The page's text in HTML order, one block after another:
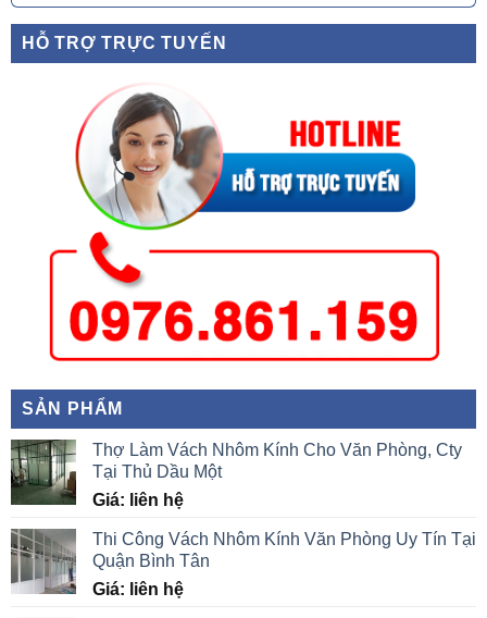
HỖ TRỢ TRỰC TUYẾN
SẢN PHẨM
Thợ Làm Vách Nhôm Kính Cho Văn Phòng, Cty
Tại Thủ Dầu Một
Giá: liên hệ
Thi Công Vách Nhôm Kính Văn Phòng Uy Tín Tại
Quận Bình Tân
Giá: liên hệ